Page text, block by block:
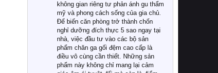
không gian riêng tư phản ánh gu thẩm
mỹ và phong cách sống của gia chủ.
Để biến căn phòng trở thành chốn
nghỉ dưỡng đích thực 5 sao ngay tại
nhà, việc đầu tư vào các bộ sản
phẩm chăn ga gối đệm cao cấp là
điều vô cùng cần thiết. Những sản
phẩm này không chỉ mang lại cảm